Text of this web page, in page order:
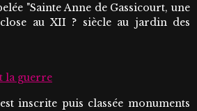
"Sainte Anne de Gassicourt, une
au XII ? siècle au jardin des
inscrite puis classée monuments